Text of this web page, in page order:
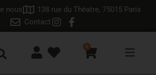
nous
138 rue du Théatre, 75015 Paris
Contact
0